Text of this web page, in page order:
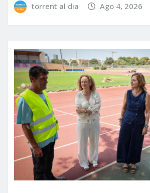
torrent al dia Ago 4, 2026